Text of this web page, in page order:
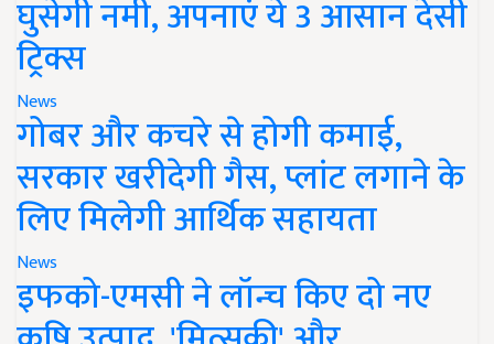
घुसेगी नमी, अपनाएं ये 3 आसान देसी
ट्रिक्स
News
गोबर और कचरे से होगी कमाई,
सरकार खरीदेगी गैस, प्लांट लगाने के
लिए मिलेगी आर्थिक सहायता
News
इफको-एमसी ने लॉन्च किए दो नए